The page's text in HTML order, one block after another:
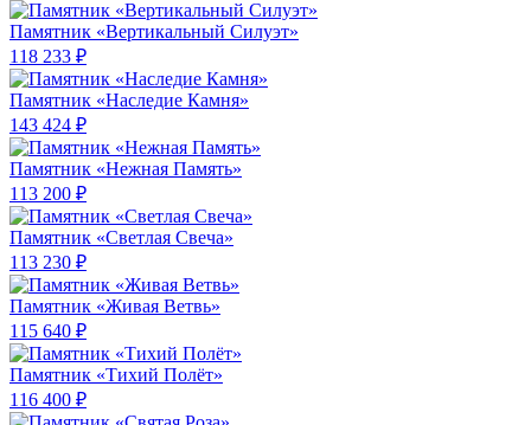
Памятник «Вертикальный Силуэт»
118 233 ₽
Памятник «Наследие Камня»
143 424 ₽
Памятник «Нежная Память»
113 200 ₽
Памятник «Светлая Свеча»
113 230 ₽
Памятник «Живая Ветвь»
115 640 ₽
Памятник «Тихий Полёт»
116 400 ₽